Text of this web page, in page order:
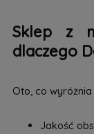
Sklep z
dlaczego
Oto, co
Jakość